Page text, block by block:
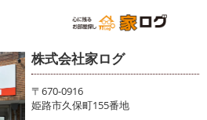
株式会社家ログ
〒670-0916
姫路市久保町155番地